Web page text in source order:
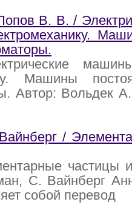
В. В. /
Машины
Автор: Вольдек
/
частицы
С. Вайнберг
собой перевод